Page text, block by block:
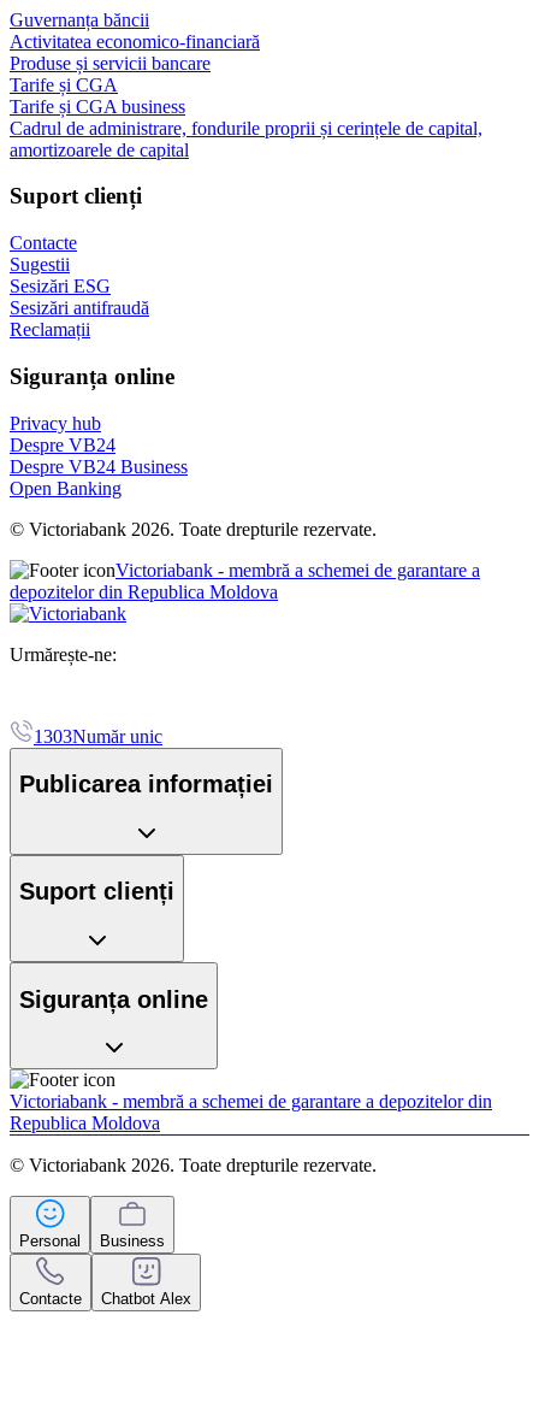
Guvernanța băncii
Activitatea economico-financiară
Produse și servicii bancare
Tarife și CGA
Tarife și CGA business
Cadrul de administrare, fondurile proprii și cerințele de capital,
amortizoarele de capital
Suport clienți
Contacte
Sugestii
Sesizări ESG
Sesizări antifraudă
Reclamații
Siguranța online
Privacy hub
Despre VB24
Despre VB24 Business
Open Banking
© Victoriabank 2026. Toate drepturile rezervate.
Victoriabank - membră a schemei de garantare a
depozitelor din Republica Moldova
Urmărește-ne:
1303Număr unic
Publicarea informației
Suport clienți
Siguranța online
Victoriabank - membră a schemei de garantare a depozitelor din
Republica Moldova
© Victoriabank 2026. Toate drepturile rezervate.
Personal Business
Contacte Chatbot Alex